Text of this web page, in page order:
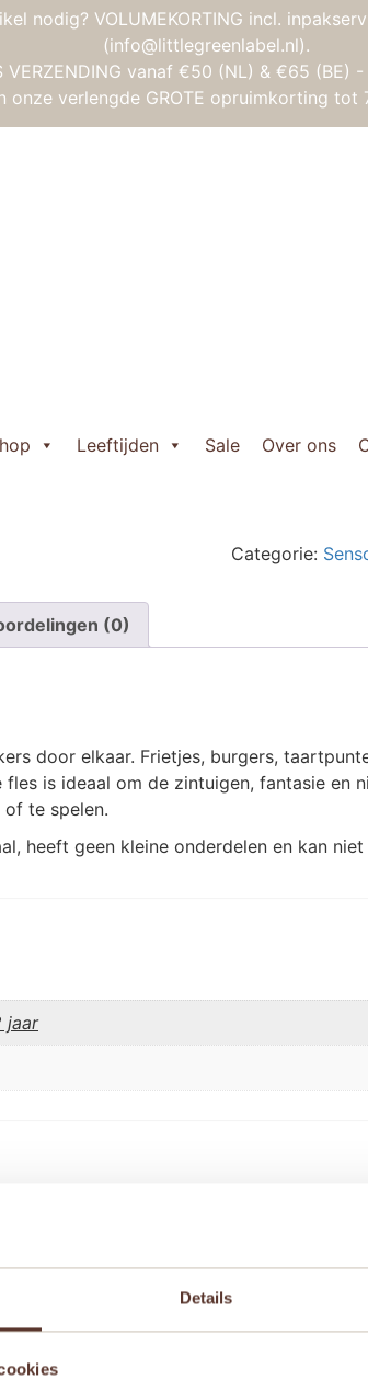
Details
nodig? VOLUMEKORTING incl.
(info@littlegreenlabel.nl).
VERZENDING vanaf €50 (NL) & €65 (BE)
verlengde GROTE opruimkorting tot
Leeftijden Sale Over ons
€ 15,90.
Boum
-
Macboum
Categorie:
(0)
door elkaar. Frietjes, burgers,
is ideaal om de zintuigen, fantasie en
te spelen.
heeft geen kleine onderdelen en kan
jaar
Macboum” te beoordelen
zijn gemarkeerd met*